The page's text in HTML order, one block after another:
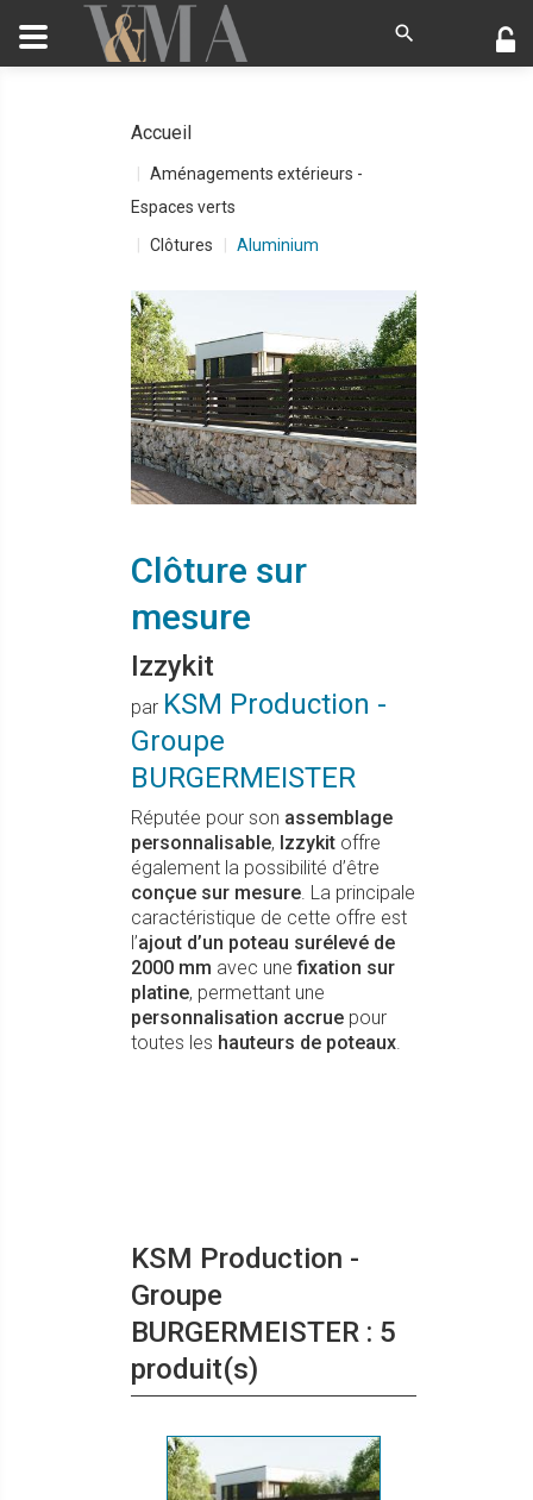
Accueil
Aménagements extérieurs -
Espaces verts
Clôtures
Aluminium
Clôture sur
mesure
Izzykit
par KSM Production -
Groupe
BURGERMEISTER
Réputée pour son assemblage
personnalisable, Izzykit offre
également la possibilité d’être
conçue sur mesure. La principale
caractéristique de cette offre est
l’ajout d’un poteau surélevé de
2000 mm avec une fixation sur
platine, permettant une
personnalisation accrue pour
toutes les hauteurs de poteaux.
KSM Production -
Groupe
BURGERMEISTER : 5
produit(s)